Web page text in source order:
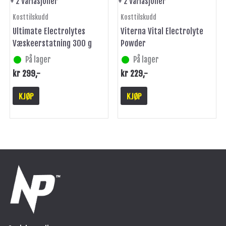
Kosttilskudd
Ultimate Electrolytes
Væskeerstatning 300 g
På lager
kr 299,-
KJØP
produktsiden
Kosttilskudd
Viterna Vital Electrolyte
Powder
På lager
kr 229,-
KJØP
produktsiden